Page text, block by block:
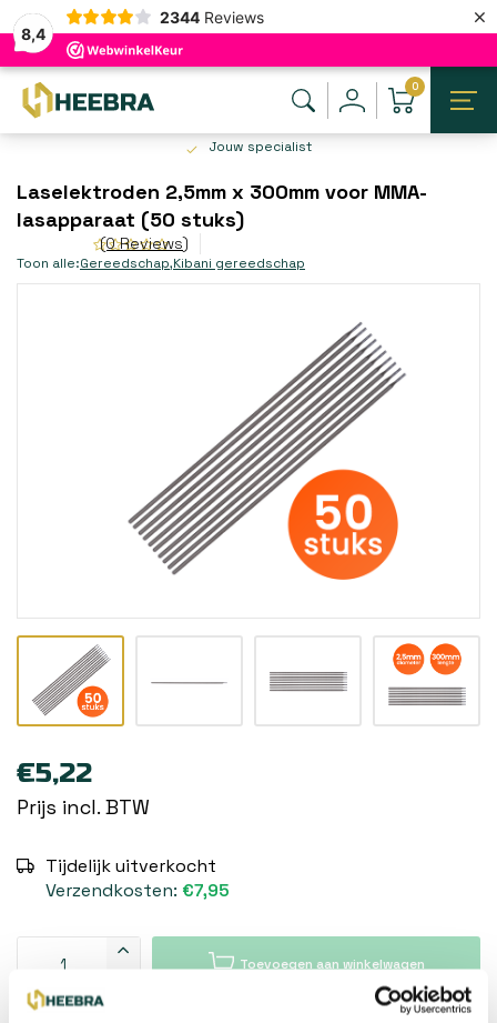
8,4
2344 Reviews ×
0
Jouw specialist
Laselektroden 2,5mm x 300mm voor MMA-
lasapparaat (50 stuks)
(0 Reviews)
Toon alle:Gereedschap,Kibani gereedschap
€5,22
Prijs incl. BTW
Tijdelijk uitverkocht
Verzendkosten: €7,95
Toevoegen aan winkelwagen